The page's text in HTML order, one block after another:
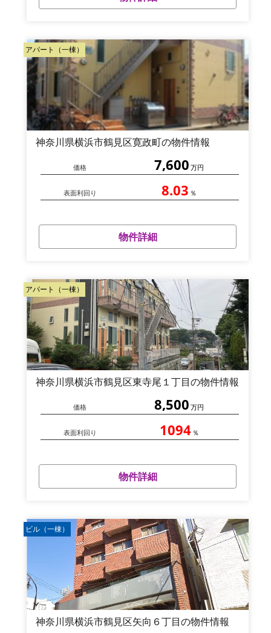
アパート（一棟）
神奈川県横浜市鶴見区寛政町の物件情報
価格 7,600 万円
表面利回り 8.03 ％
物件詳細
アパート（一棟）
神奈川県横浜市鶴見区東寺尾１丁目の物件情報
価格 8,500 万円
表面利回り 1094 ％
物件詳細
ビル（一棟）
神奈川県横浜市鶴見区矢向６丁目の物件情報